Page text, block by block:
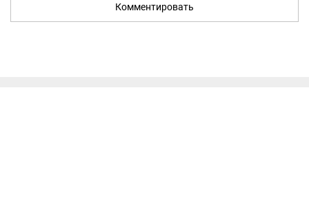
Комментировать